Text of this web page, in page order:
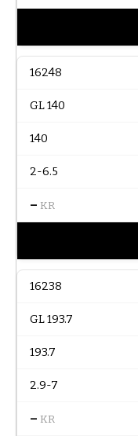
16248
GL 140
140
2-6.5
– KR
16238
GL 193.7
193.7
2.9-7
– KR